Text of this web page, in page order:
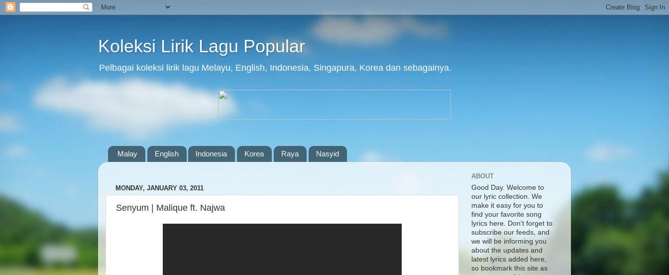
Koleksi Lirik Lagu Popular
Pelbagai koleksi lirik lagu Melayu, English, Indonesia, Singapura, Korea dan sebagainya.
Malay English Indonesia Korea Raya Nasyid
MONDAY, JANUARY 03, 2011
Senyum | Malique ft. Najwa
ABOUT
Good Day. Welcome to
our lyric collection. We
make it easy for you to
find your favorite song
lyrics here. Don't forget to
subscribe our feeds, and
we will be informing you
about the updates and
latest lyrics added here,
so bookmark this site as